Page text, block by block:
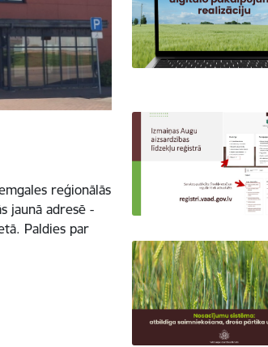
reģionālās
jaunā adresē -
Paldies par